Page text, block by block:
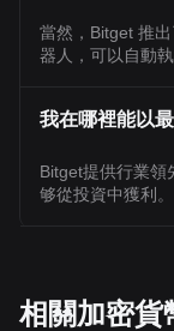
當然，Bitget 推
器人，可以自動
我在哪裡能以
Bitget提供行業領
够從投資中獲利
相關加密貨